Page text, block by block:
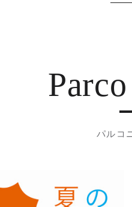
パルコ